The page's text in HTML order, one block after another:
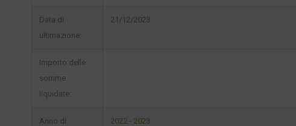
Data di
ultimazione:
21/12/2023
Importo delle
somme
liquidate:
Anno di
2022 - 2023